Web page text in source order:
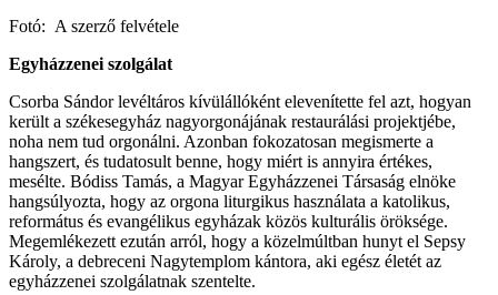
Fotó: A szerző felvétele
Egyházzenei szolgálat
Csorba Sándor levéltáros kívülállóként elevenítette fel azt, hogyan
került a székesegyház nagyorgonájának restaurálási projektjébe,
noha nem tud orgonálni. Azonban fokozatosan megismerte a
hangszert, és tudatosult benne, hogy miért is annyira értékes,
mesélte. Bódiss Tamás, a Magyar Egyházzenei Társaság elnöke
hangsúlyozta, hogy az orgona liturgikus használata a katolikus,
református és evangélikus egyházak közös kulturális öröksége.
Megemlékezett ezután arról, hogy a közelmúltban hunyt el Sepsy
Károly, a debreceni Nagytemplom kántora, aki egész életét az
egyházzenei szolgálatnak szentelte.